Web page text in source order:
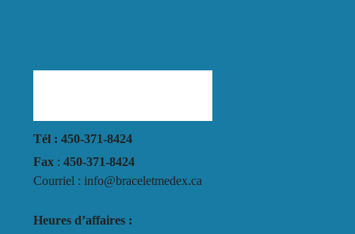
Tél : 450-371-8424
Fax : 450-371-8424
Courriel : info@braceletmedex.ca
Heures d’affaires :